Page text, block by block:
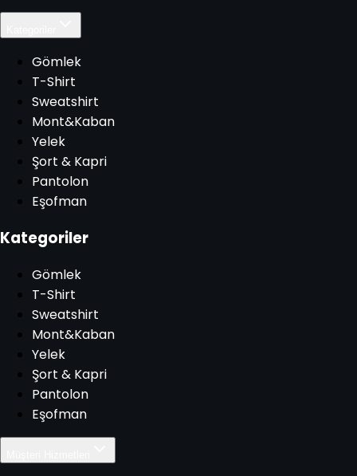
Gömlek
T-Shirt
Sweatshirt
Mont&Kaban
Yelek
Şort & Kapri
Pantolon
Eşofman
Kategoriler
Gömlek
T-Shirt
Sweatshirt
Mont&Kaban
Yelek
Şort & Kapri
Pantolon
Eşofman